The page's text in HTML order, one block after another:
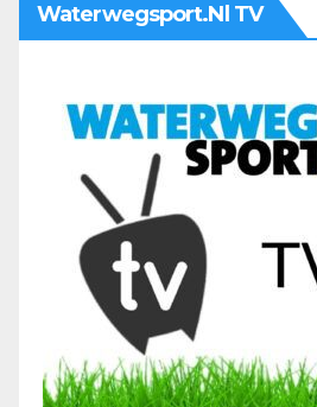
Waterwegsport.nl TV